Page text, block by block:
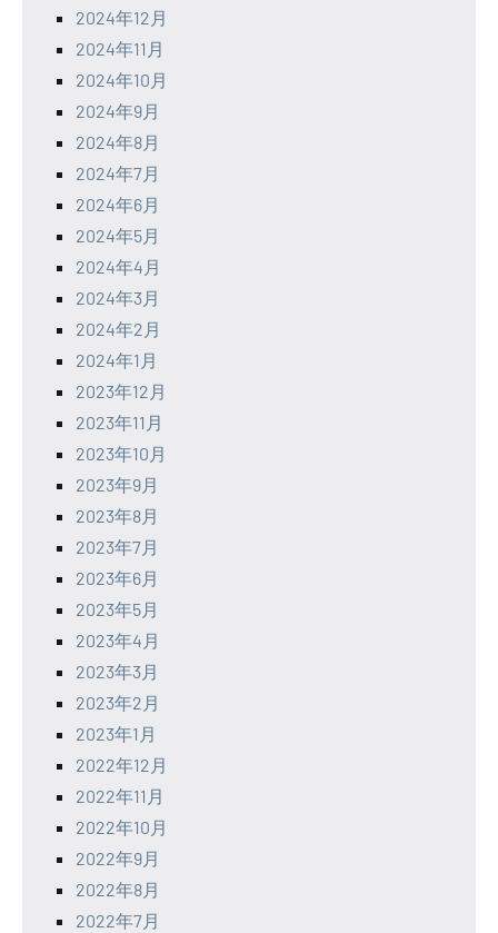
2024年12月
2024年11月
2024年10月
2024年9月
2024年8月
2024年7月
2024年6月
2024年5月
2024年4月
2024年3月
2024年2月
2024年1月
2023年12月
2023年11月
2023年10月
2023年9月
2023年8月
2023年7月
2023年6月
2023年5月
2023年4月
2023年3月
2023年2月
2023年1月
2022年12月
2022年11月
2022年10月
2022年9月
2022年8月
2022年7月